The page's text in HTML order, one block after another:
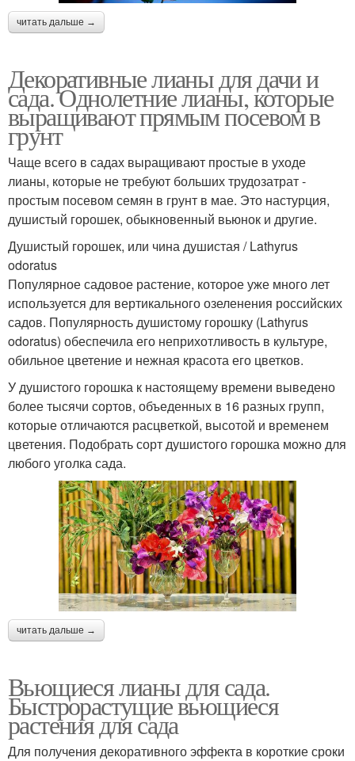
читать дальше →
Декоративные лианы для дачи и
сада. Однолетние лианы, которые
выращивают прямым посевом в
грунт
Чаще всего в садах выращивают простые в уходе
лианы, которые не требуют больших трудозатрат -
простым посевом семян в грунт в мае. Это настурция,
душистый горошек, обыкновенный вьюнок и другие.
Душистый горошек, или чина душистая / Lathyrus
odoratus
Популярное садовое растение, которое уже много лет
используется для вертикального озеленения российских
садов. Популярность душистому горошку (Lathyrus
odoratus) обеспечила его неприхотливость в культуре,
обильное цветение и нежная красота его цветков.
У душистого горошка к настоящему времени выведено
более тысячи сортов, объеденных в 16 разных групп,
которые отличаются расцветкой, высотой и временем
цветения. Подобрать сорт душистого горошка можно для
любого уголка сада.
читать дальше →
Вьющиеся лианы для сада.
Быстрорастущие вьющиеся
растения для сада
Для получения декоративного эффекта в короткие сроки